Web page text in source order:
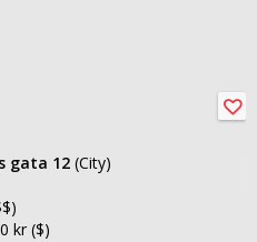
gata 12 (City)
kr ($)